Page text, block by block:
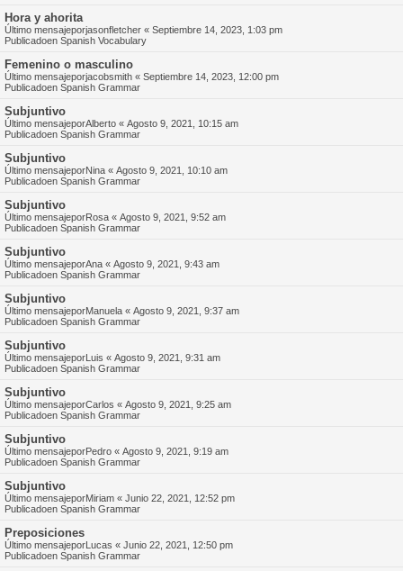
Hora y ahorita
Último mensajeporjasonfletcher « Septiembre 14, 2023, 1:03 pm
Publicadoen Spanish Vocabulary
Femenino o masculino
Último mensajeporjacobsmith « Septiembre 14, 2023, 12:00 pm
Publicadoen Spanish Grammar
Subjuntivo
Último mensajeporAlberto « Agosto 9, 2021, 10:15 am
Publicadoen Spanish Grammar
Subjuntivo
Último mensajeporNina « Agosto 9, 2021, 10:10 am
Publicadoen Spanish Grammar
Subjuntivo
Último mensajeporRosa « Agosto 9, 2021, 9:52 am
Publicadoen Spanish Grammar
Subjuntivo
Último mensajeporAna « Agosto 9, 2021, 9:43 am
Publicadoen Spanish Grammar
Subjuntivo
Último mensajeporManuela « Agosto 9, 2021, 9:37 am
Publicadoen Spanish Grammar
Subjuntivo
Último mensajeporLuis « Agosto 9, 2021, 9:31 am
Publicadoen Spanish Grammar
Subjuntivo
Último mensajeporCarlos « Agosto 9, 2021, 9:25 am
Publicadoen Spanish Grammar
Subjuntivo
Último mensajeporPedro « Agosto 9, 2021, 9:19 am
Publicadoen Spanish Grammar
Subjuntivo
Último mensajeporMiriam « Junio 22, 2021, 12:52 pm
Publicadoen Spanish Grammar
Preposiciones
Último mensajeporLucas « Junio 22, 2021, 12:50 pm
Publicadoen Spanish Grammar